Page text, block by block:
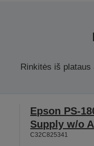
Rinkitės iš plataus
Epson PS-
Supply w/o
C32C825341